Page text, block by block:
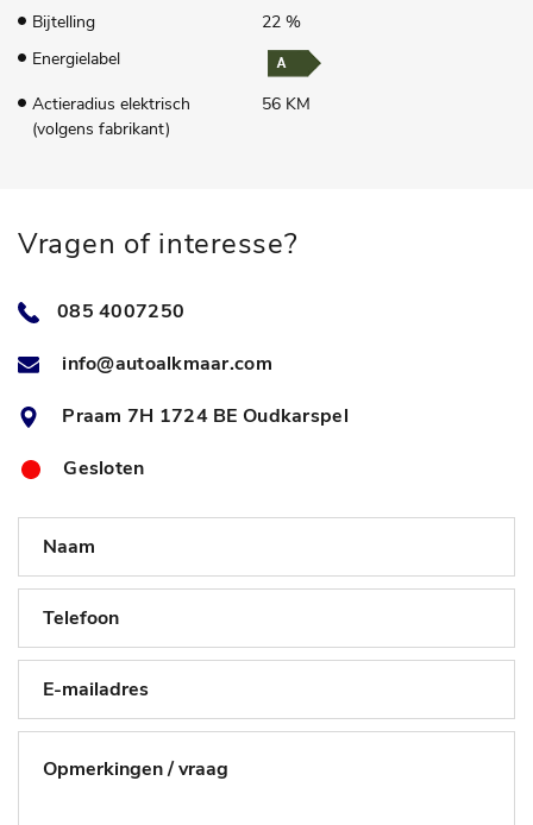
Bijtelling
22 %
Energielabel
Actieradius elektrisch
(volgens fabrikant)
56 KM
Vragen of interesse?
085 4007250
info@autoalkmaar.com
Praam 7H 1724 BE Oudkarspel
Gesloten